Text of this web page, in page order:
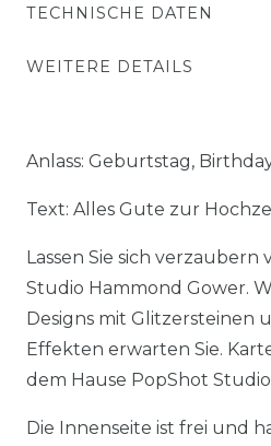
TECHNISCHE DATEN
WEITERE DETAILS
Anlass: Geburtstag,
Text: Alles Gute zur
Lassen Sie sich
Studio Hammond Gower.
Designs mit Glitzersteinen
Effekten erwarten Sie.
dem Hause PopShot
Die Innenseite ist frei und